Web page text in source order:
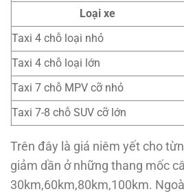
Loại xe
Taxi 4 chỗ loại nhỏ
Taxi 4 chỗ loại lớn
Taxi 7 chỗ MPV cỡ nhỏ
Taxi 7-8 chỗ SUV cỡ lớn
Trên đây là giá niêm yết cho
giảm dần ở những thang mốc
30km,60km,80km,100km.